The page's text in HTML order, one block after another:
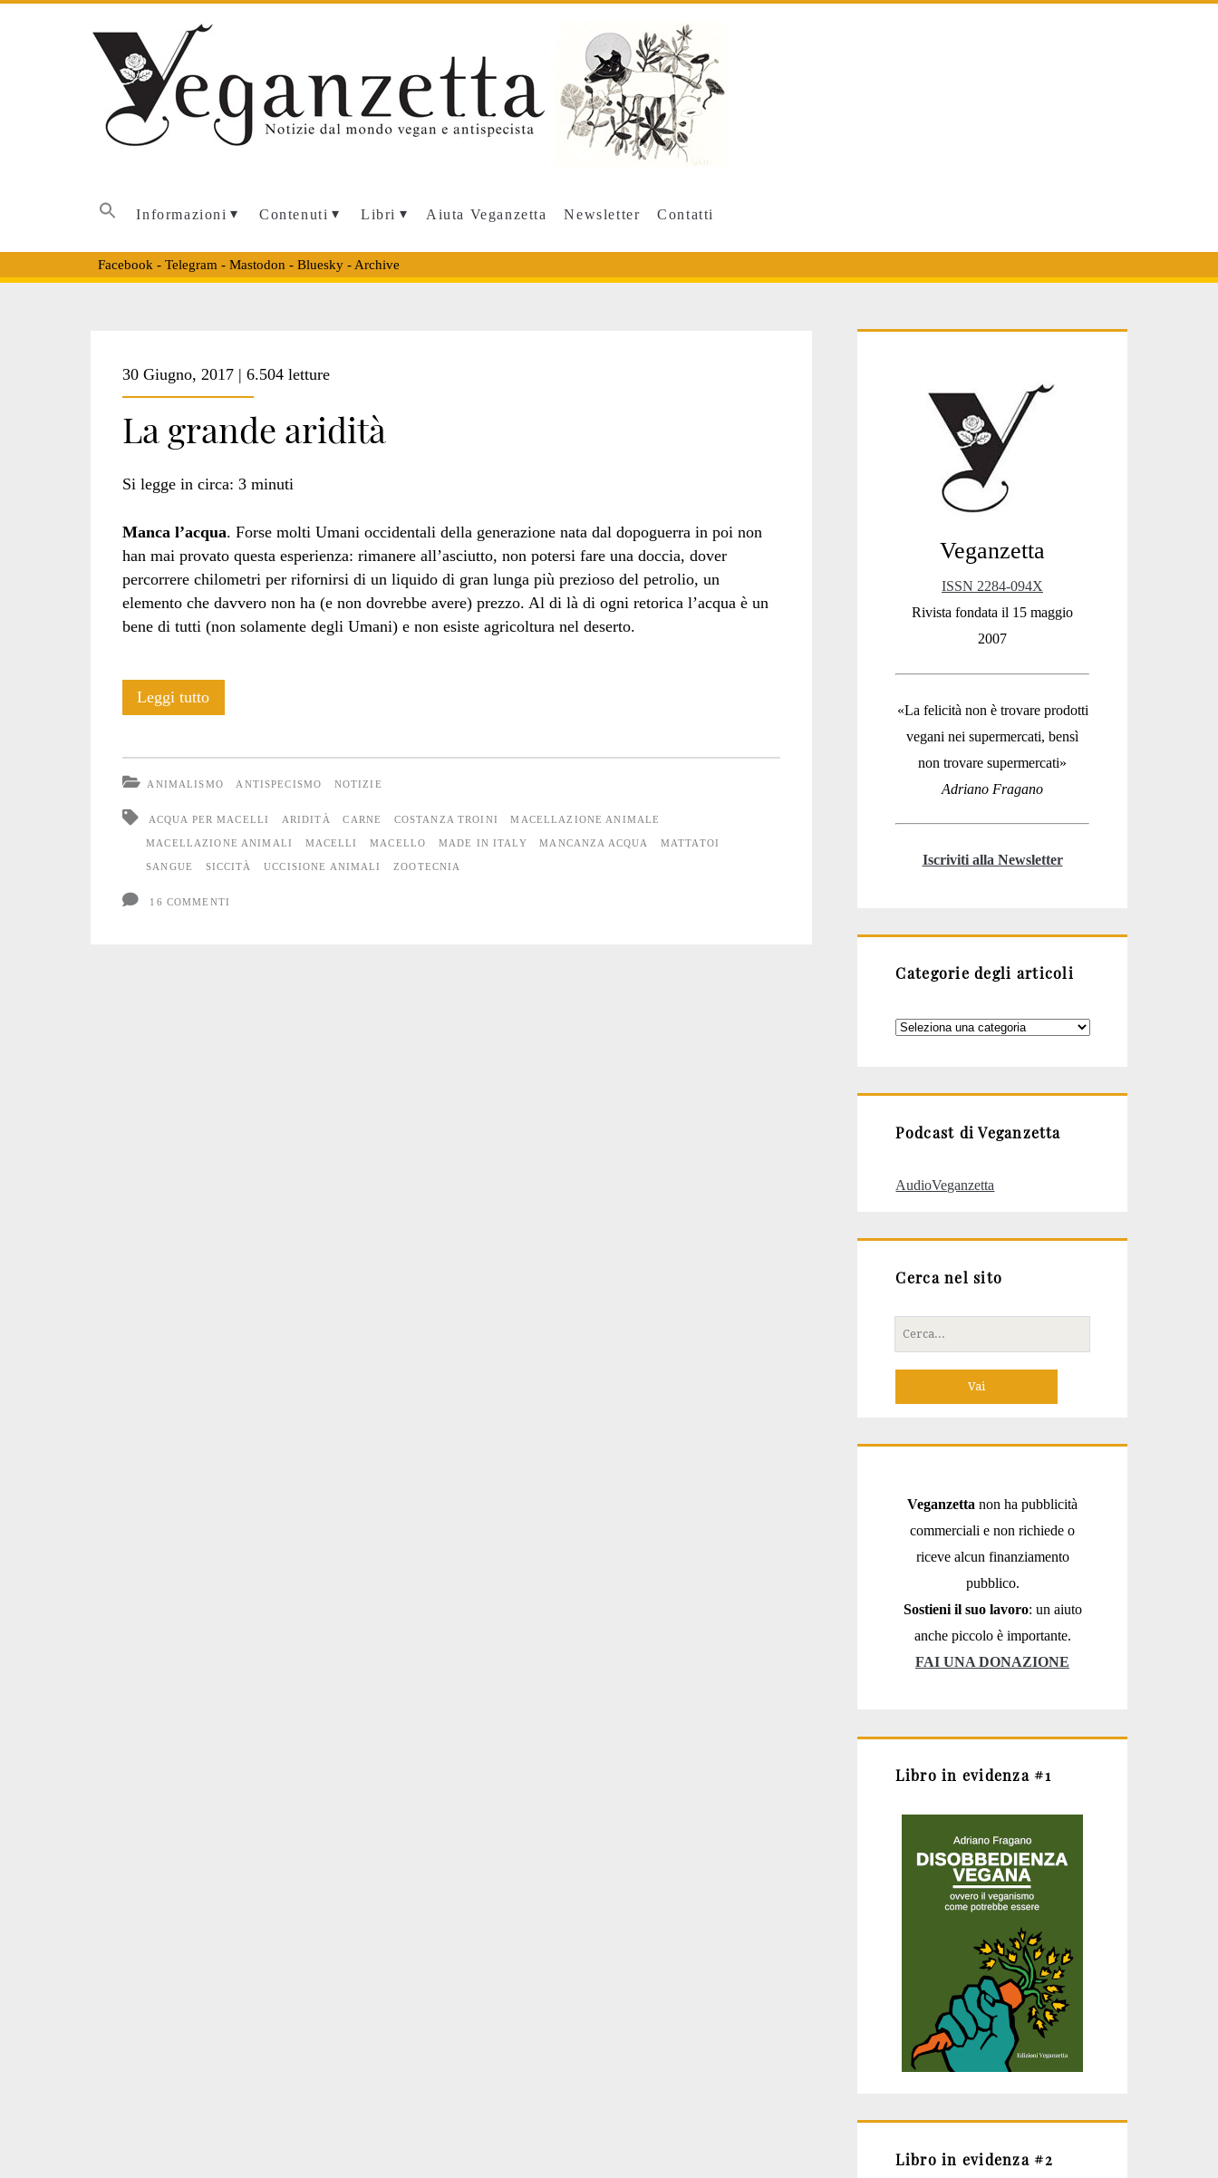
Informazioni Contenuti Libri Aiuta Veganzetta Newsletter Contatti
Facebook - Telegram - Mastodon - Bluesky- Archive
<span>mancanza
acqua</span>
30 Giugno, 2017 | 6.504 letture
La grande aridità
Si legge in circa: 3 minuti
Manca l’acqua. Forse molti Umani occidentali della generazione nata dal dopoguerra in poi non
han mai provato questa esperienza: rimanere all’asciutto, non potersi fare una doccia, dover
percorrere chilometri per rifornirsi di un liquido di gran lunga più prezioso del petrolio, un
elemento che davvero non ha (e non dovrebbe avere) prezzo. Al di là di ogni retorica l’acqua è un
bene di tutti (non solamente degli Umani) e non esiste agricoltura nel deserto.
Leggi tuttoLa
ANIMALISMO ANTISPECISMO NOTIZIE
ACQUA PER MACELLI ARIDITÀ CARNE COSTANZA TROINI MACELLAZIONE ANIMALE
MACELLAZIONE ANIMALI MACELLI MACELLO MADE IN ITALY MANCANZA ACQUA MATTATOI
SANGUE SICCITÀ UCCISIONE ANIMALI ZOOTECNIA
16 COMMENTI
Sidebar
Veganzetta
ISSN 2284-094X
Rivista fondata il 15 maggio
2007
«La felicità non è trovare prodotti
vegani nei supermercati, bensì
non trovare supermercati»
Adriano Fragano
Iscriviti alla Newsletter
Categorie degli articoli
Categorie
Podcast di Veganzetta
AudioVeganzetta
Cerca nel sito
Cerca
per:
Veganzetta non ha pubblicità
commerciali e non richiede o
riceve alcun finanziamento
pubblico.
Sostieni il suo lavoro: un aiuto
anche piccolo è importante.
FAI UNA DONAZIONE
Libro in evidenza #1
Libro in evidenza #2